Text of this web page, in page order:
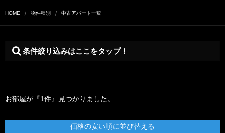
HOME 物件種別 中古アパート一覧
条件絞り込みはここをタップ！
お部屋が『1件』見つかりました。
価格の安い順に並び替える